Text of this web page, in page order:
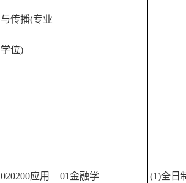
与传播(专业
学位)
020200应用 01金融学 (1)全日